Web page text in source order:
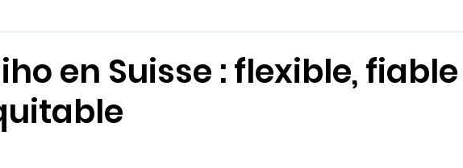
en Suisse : flexible,